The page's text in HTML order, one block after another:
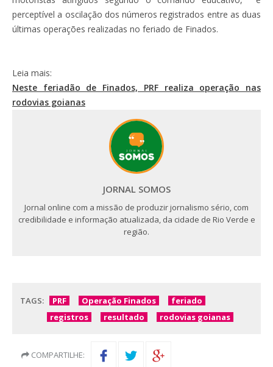
perceptível a oscilação dos números registrados entre as duas
últimas operações realizadas no feriado de Finados.
Leia mais:
Neste feriadão de Finados, PRF realiza operação nas
rodovias goianas
JORNAL SOMOS
Jornal online com a missão de produzir jornalismo sério, com
credibilidade e informação atualizada, da cidade de Rio Verde e
região.
TAGS: PRF Operação Finados
feriado
registros
resultado rodovias goianas
COMPARTILHE: